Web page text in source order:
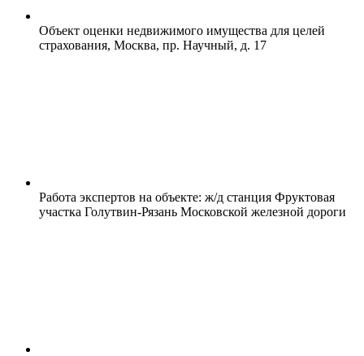
Объект оценки недвижимого имущества для целей
страхования, Москва, пр. Научный, д. 17
Работа экспертов на объекте: ж/д станция Фруктовая
участка Голутвин-Рязань Московской железной дороги